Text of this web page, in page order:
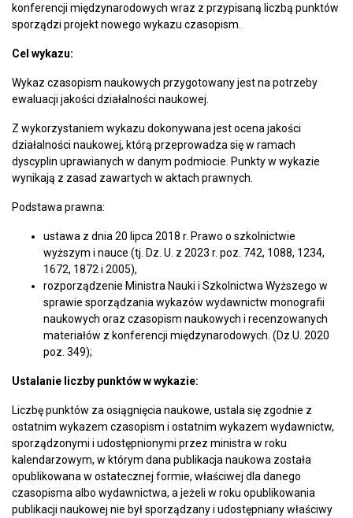
konferencji międzynarodowych wraz z przypisaną liczbą punktów
sporządzi projekt nowego wykazu czasopism.
Cel wykazu:
Wykaz czasopism naukowych przygotowany jest na potrzeby
ewaluacji jakości działalności naukowej.
Z wykorzystaniem wykazu dokonywana jest ocena jakości
działalności naukowej, którą przeprowadza się w ramach
dyscyplin uprawianych w danym podmiocie. Punkty w wykazie
wynikają z zasad zawartych w aktach prawnych.
Podstawa prawna:
ustawa z dnia 20 lipca 2018 r. Prawo o szkolnictwie
wyższym i nauce (tj. Dz. U. z 2023 r. poz. 742, 1088, 1234,
1672, 1872 i 2005),
rozporządzenie Ministra Nauki i Szkolnictwa Wyższego w
sprawie sporządzania wykazów wydawnictw monografii
naukowych oraz czasopism naukowych i recenzowanych
materiałów z konferencji międzynarodowych. (Dz.U. 2020
poz. 349);
Ustalanie liczby punktów w wykazie:
Liczbę punktów za osiągnięcia naukowe, ustala się zgodnie z
ostatnim wykazem czasopism i ostatnim wykazem wydawnictw,
sporządzonymi i udostępnionymi przez ministra w roku
kalendarzowym, w którym dana publikacja naukowa została
opublikowana w ostatecznej formie, właściwej dla danego
czasopisma albo wydawnictwa, a jeżeli w roku opublikowania
publikacji naukowej nie był sporządzany i udostępniany właściwy